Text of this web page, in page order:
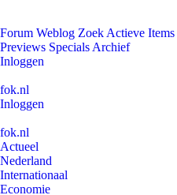
Forum Weblog Zoek Actieve Items
Previews Specials Archief
Inloggen
fok.nl
Inloggen
fok.nl
Actueel
Nederland
Internationaal
Economie